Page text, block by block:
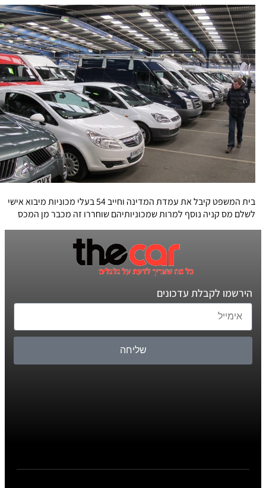
בית המשפט קיבל את עמדת המדינה וחייב 54 בעלי מכוניות מיבוא אישי
לשלם מס קניה נוסף למרות שמכוניותיהם שוחררו זה מכבר מן המכס
הירשמו לקבלת עדכונים
שליחה